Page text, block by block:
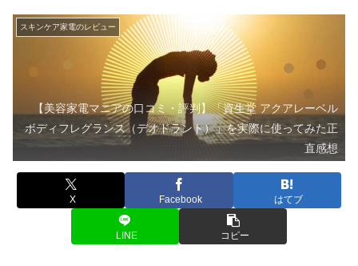
スキンケア家電のレビュー
【美容家電マニアの口コミ・評判】「資生堂 アクアレーベル
ボディフレグランス（デオドラント）」を実際に使ってみた正
直感想
X Facebook はてブ
LINE コピー